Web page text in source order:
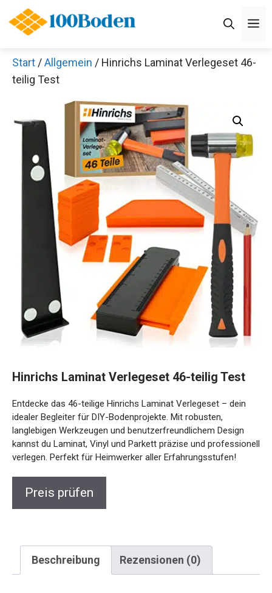
Inhalt
Start /Allgemein / Hinrichs Laminat Verlegeset 46-
teilig Test
Hinrichs Laminat Verlegeset 46-teilig Test
Entdecke das 46-teilige Hinrichs Laminat Verlegeset – dein
idealer Begleiter für DIY-Bodenprojekte. Mit robusten,
langlebigen Werkzeugen und benutzerfreundlichem Design
kannst du Laminat, Vinyl und Parkett präzise und professionell
verlegen. Perfekt für Heimwerker aller Erfahrungsstufen!
Preis prüfen
Beschreibung Rezensionen (0)